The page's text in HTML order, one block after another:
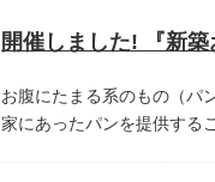
お腹にたまる系のもの（パ
家にあったパンを提供する